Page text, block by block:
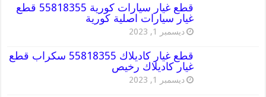
قطع غيار سيارات كورية 55818355 قطع
غيار سيارات اصلية كورية
ديسمبر 1, 2023
قطع غيار كاديلاك 55818355 سكراب قطع
غيار كاديلاك رخيص
ديسمبر 1, 2023